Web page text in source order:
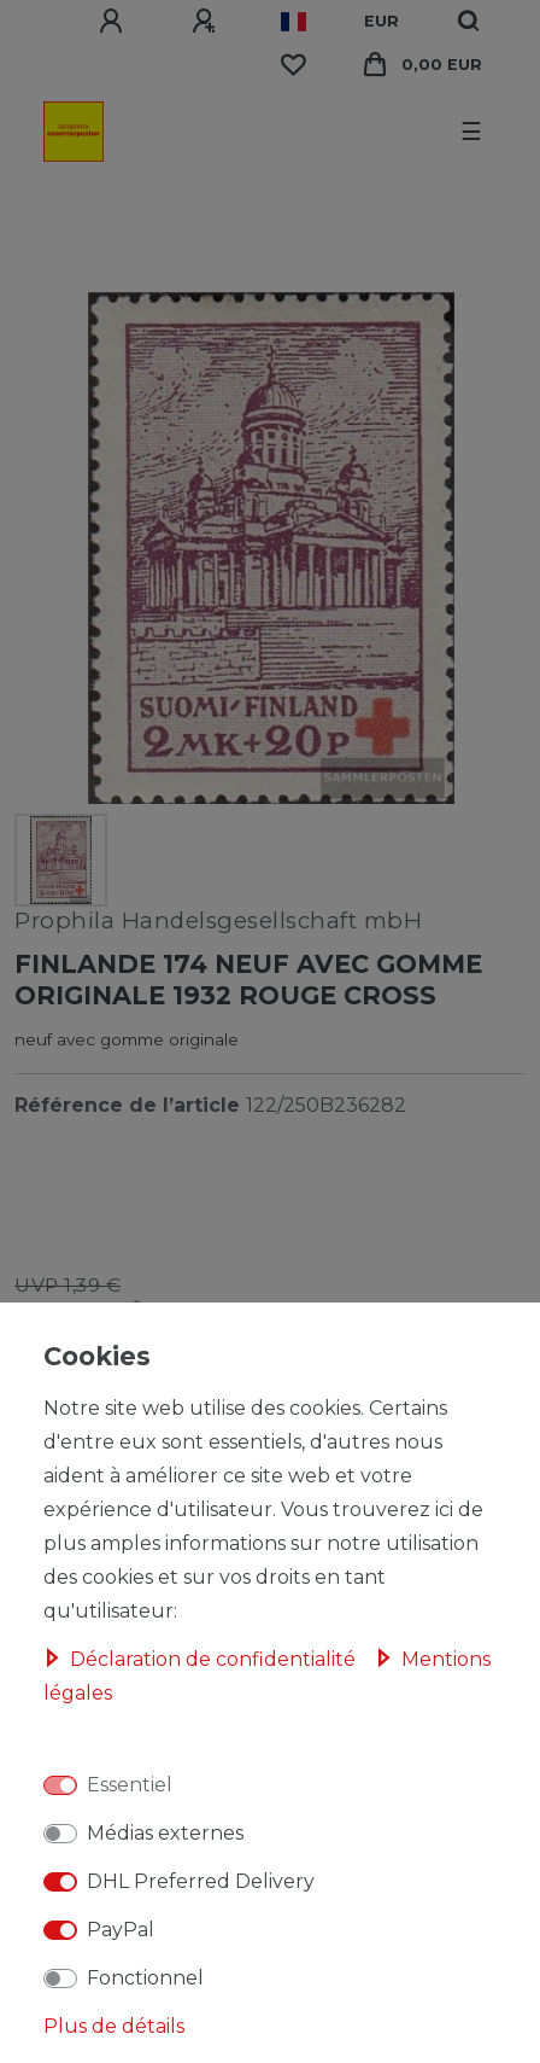
EUR
0,00 EUR
☰
Prophila Handelsgesellschaft mbH
FINLANDE 174 NEUF AVEC GOMME
ORIGINALE 1932 ROUGE CROSS
neuf avec gomme originale
Référence de l’article 122/250B236282
UVP 1,39 €
*
Contenu1
DANS LE PANIER
* avec TVA horsFrais de livraison
AUTRES DÉTAILS
Cookies
Notre site web utilise des cookies. Certains
d'entre eux sont essentiels, d'autres nous
aident à améliorer ce site web et votre
expérience d'utilisateur. Vous trouverez ici de
plus amples informations sur notre utilisation
des cookies et sur vos droits en tant
qu'utilisateur:
Déclaration de confidentialité
Mentions
légales
Essentiel
Médias externes
DHL Preferred Delivery
PayPal
Fonctionnel
Plus de détails